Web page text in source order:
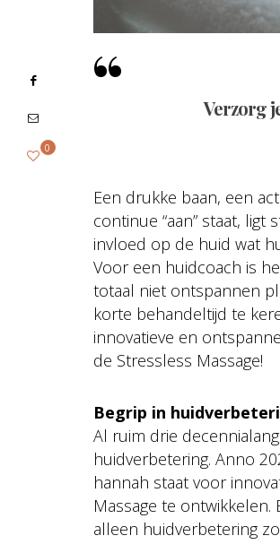
Verzorg
Een drukke baan, een
continue “aan” staat,
invloed op de huid wat
Voor een huidcoach is
totaal niet ontspannen
korte behandeltijd te
innovatieve en
de Stressless Massage!
Begrip in
Al ruim drie
huidverbetering. Anno
hannah staat voor
Massage te
alleen huidverbetering
0